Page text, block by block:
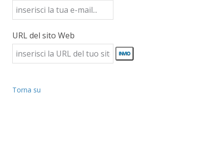
URL del sito Web
Torna su